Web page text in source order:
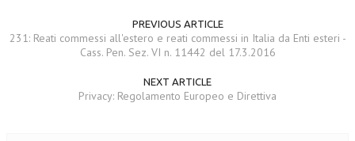
PREVIOUS ARTICLE
231: Reati commessi all'estero e reati commessi in Italia da Enti esteri -
Cass. Pen. Sez. VI n. 11442 del 17.3.2016
NEXT ARTICLE
Privacy: Regolamento Europeo e Direttiva